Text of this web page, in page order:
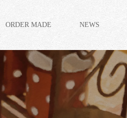
ORDER MADE NEWS